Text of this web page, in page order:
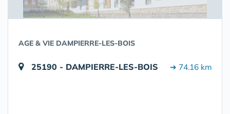
AGE & VIE DAMPIERRE-LES-BOIS
25190 - DAMPIERRE-LES-BOIS ➔ 74.16 km